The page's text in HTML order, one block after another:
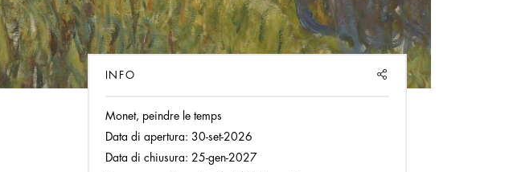
INFO SHARE
Monet, peindre le temps
Data di apertura: 30-set-2026
Data di chiusura: 25-gen-2027